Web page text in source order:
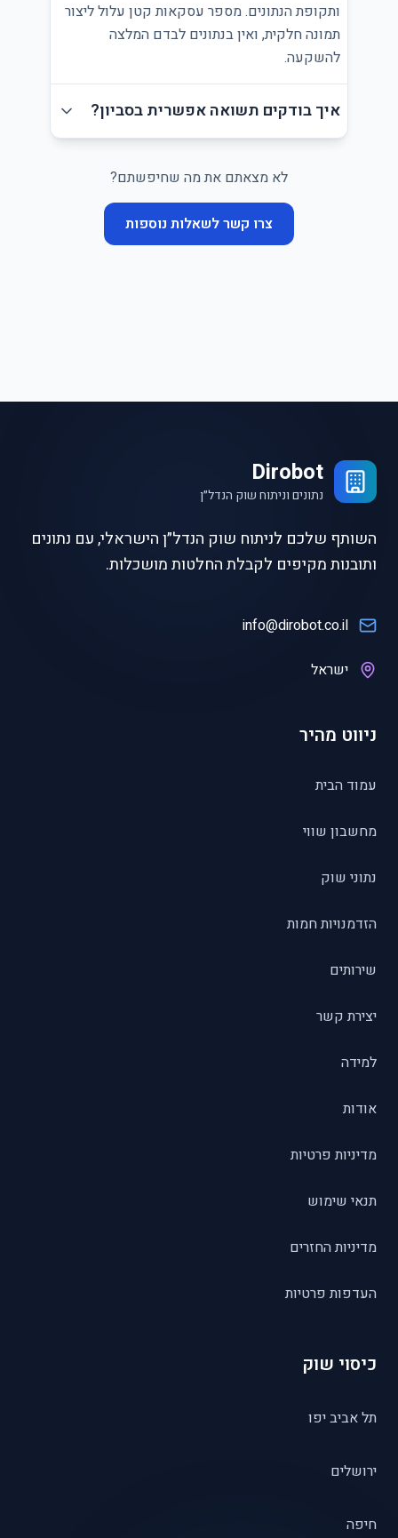
ותקופת הנתונים. מספר עסקאות קטן עלול ליצור
תמונה חלקית, ואין בנתונים לבדם המלצה
להשקעה.
איך בודקים תשואה אפשרית בסביון?
לא מצאתם את מה שחיפשתם?
צרו קשר לשאלות נוספות
Dirobot
נתונים וניתוח שוק הנדל״ן
השותף שלכם לניתוח שוק הנדל״ן הישראלי, עם נתונים
ותובנות מקיפים לקבלת החלטות מושכלות.
info@dirobot.co.il
ישראל
ניווט מהיר
עמוד הבית
מחשבון שווי
נתוני שוק
הזדמנויות חמות
שירותים
יצירת קשר
למידה
אודות
מדיניות פרטיות
תנאי שימוש
מדיניות החזרים
העדפות פרטיות
כיסוי שוק
תל אביב יפו
ירושלים
חיפה